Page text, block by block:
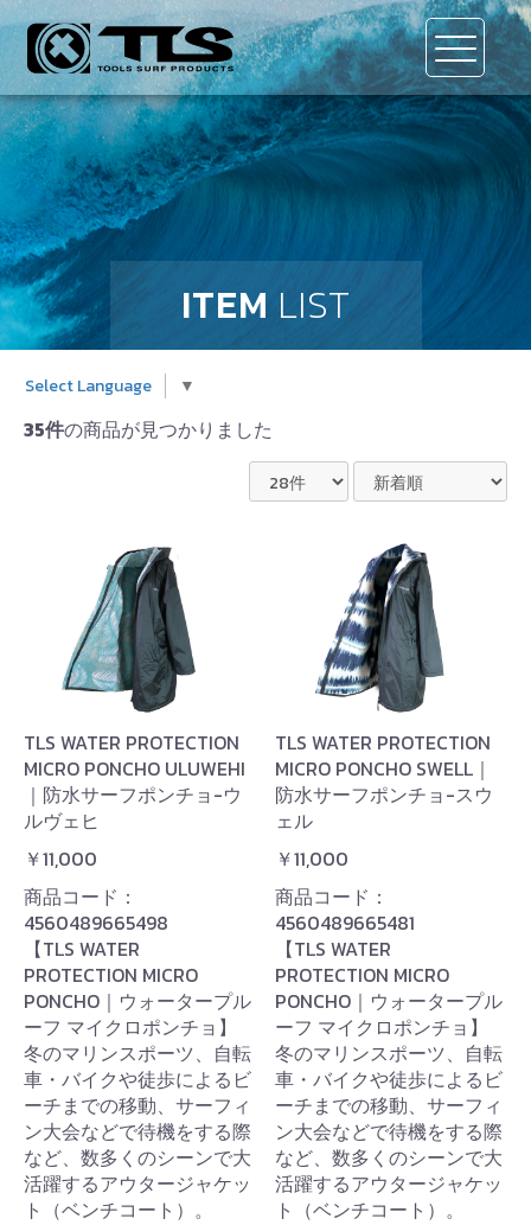
ITEM LIST
Select Language ▼
35件の商品が見つかりました
TLS WATER PROTECTION
MICRO PONCHO ULUWEHI
｜防水サーフポンチョ-ウ
ルヴェヒ
￥11,000
商品コード：
4560489665498
【TLS WATER
PROTECTION MICRO
PONCHO｜ウォータープル
ーフ マイクロポンチョ】
冬のマリンスポーツ、自転
車・バイクや徒歩によるビ
ーチまでの移動、サーフィ
ン大会などで待機をする際
など、数多くのシーンで大
活躍するアウタージャケッ
ト（ベンチコート）。
TLS WATER PROTECTION
MICRO PONCHO SWELL｜
防水サーフポンチョ-スウ
ェル
￥11,000
商品コード：
4560489665481
【TLS WATER
PROTECTION MICRO
PONCHO｜ウォータープル
ーフ マイクロポンチョ】
冬のマリンスポーツ、自転
車・バイクや徒歩によるビ
ーチまでの移動、サーフィ
ン大会などで待機をする際
など、数多くのシーンで大
活躍するアウタージャケッ
ト（ベンチコート）。